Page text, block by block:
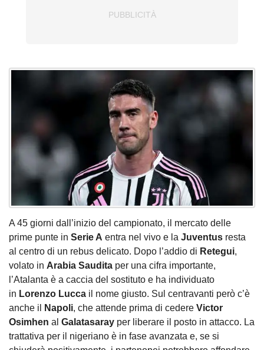
A 45 giorni dall’inizio del campionato, il mercato delle
prime punte in Serie A entra nel vivo e la Juventus resta
al centro di un rebus delicato. Dopo l’addio di Retegui,
volato in Arabia Saudita per una cifra importante,
l’Atalanta è a caccia del sostituto e ha individuato
in Lorenzo Lucca il nome giusto. Sul centravanti però c’è
anche il
Napoli, che attende prima di cedere Victor
Osimhen al Galatasaray per liberare il posto in attacco. La
trattativa per il nigeriano è in fase avanzata e, se si